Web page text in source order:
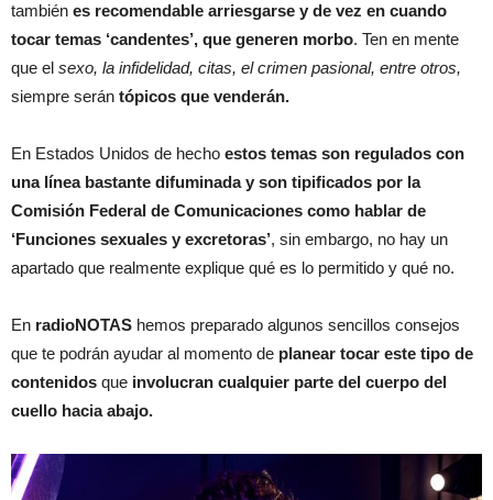
también es recomendable arriesgarse y de vez en cuando
tocar temas ‘candentes’, que generen morbo. Ten en mente
que el sexo, la infidelidad, citas, el crimen pasional, entre otros,
siempre serán tópicos que venderán.
En Estados Unidos de hecho estos temas son regulados con
una línea bastante difuminada y son tipificados por la
Comisión Federal de Comunicaciones como hablar de
‘Funciones sexuales y excretoras’, sin embargo, no hay un
apartado que realmente explique qué es lo permitido y qué no.
En radioNOTAS hemos preparado algunos sencillos consejos
que te podrán ayudar al momento de planear tocar este tipo de
contenidos que involucran cualquier parte del cuerpo del
cuello hacia abajo.